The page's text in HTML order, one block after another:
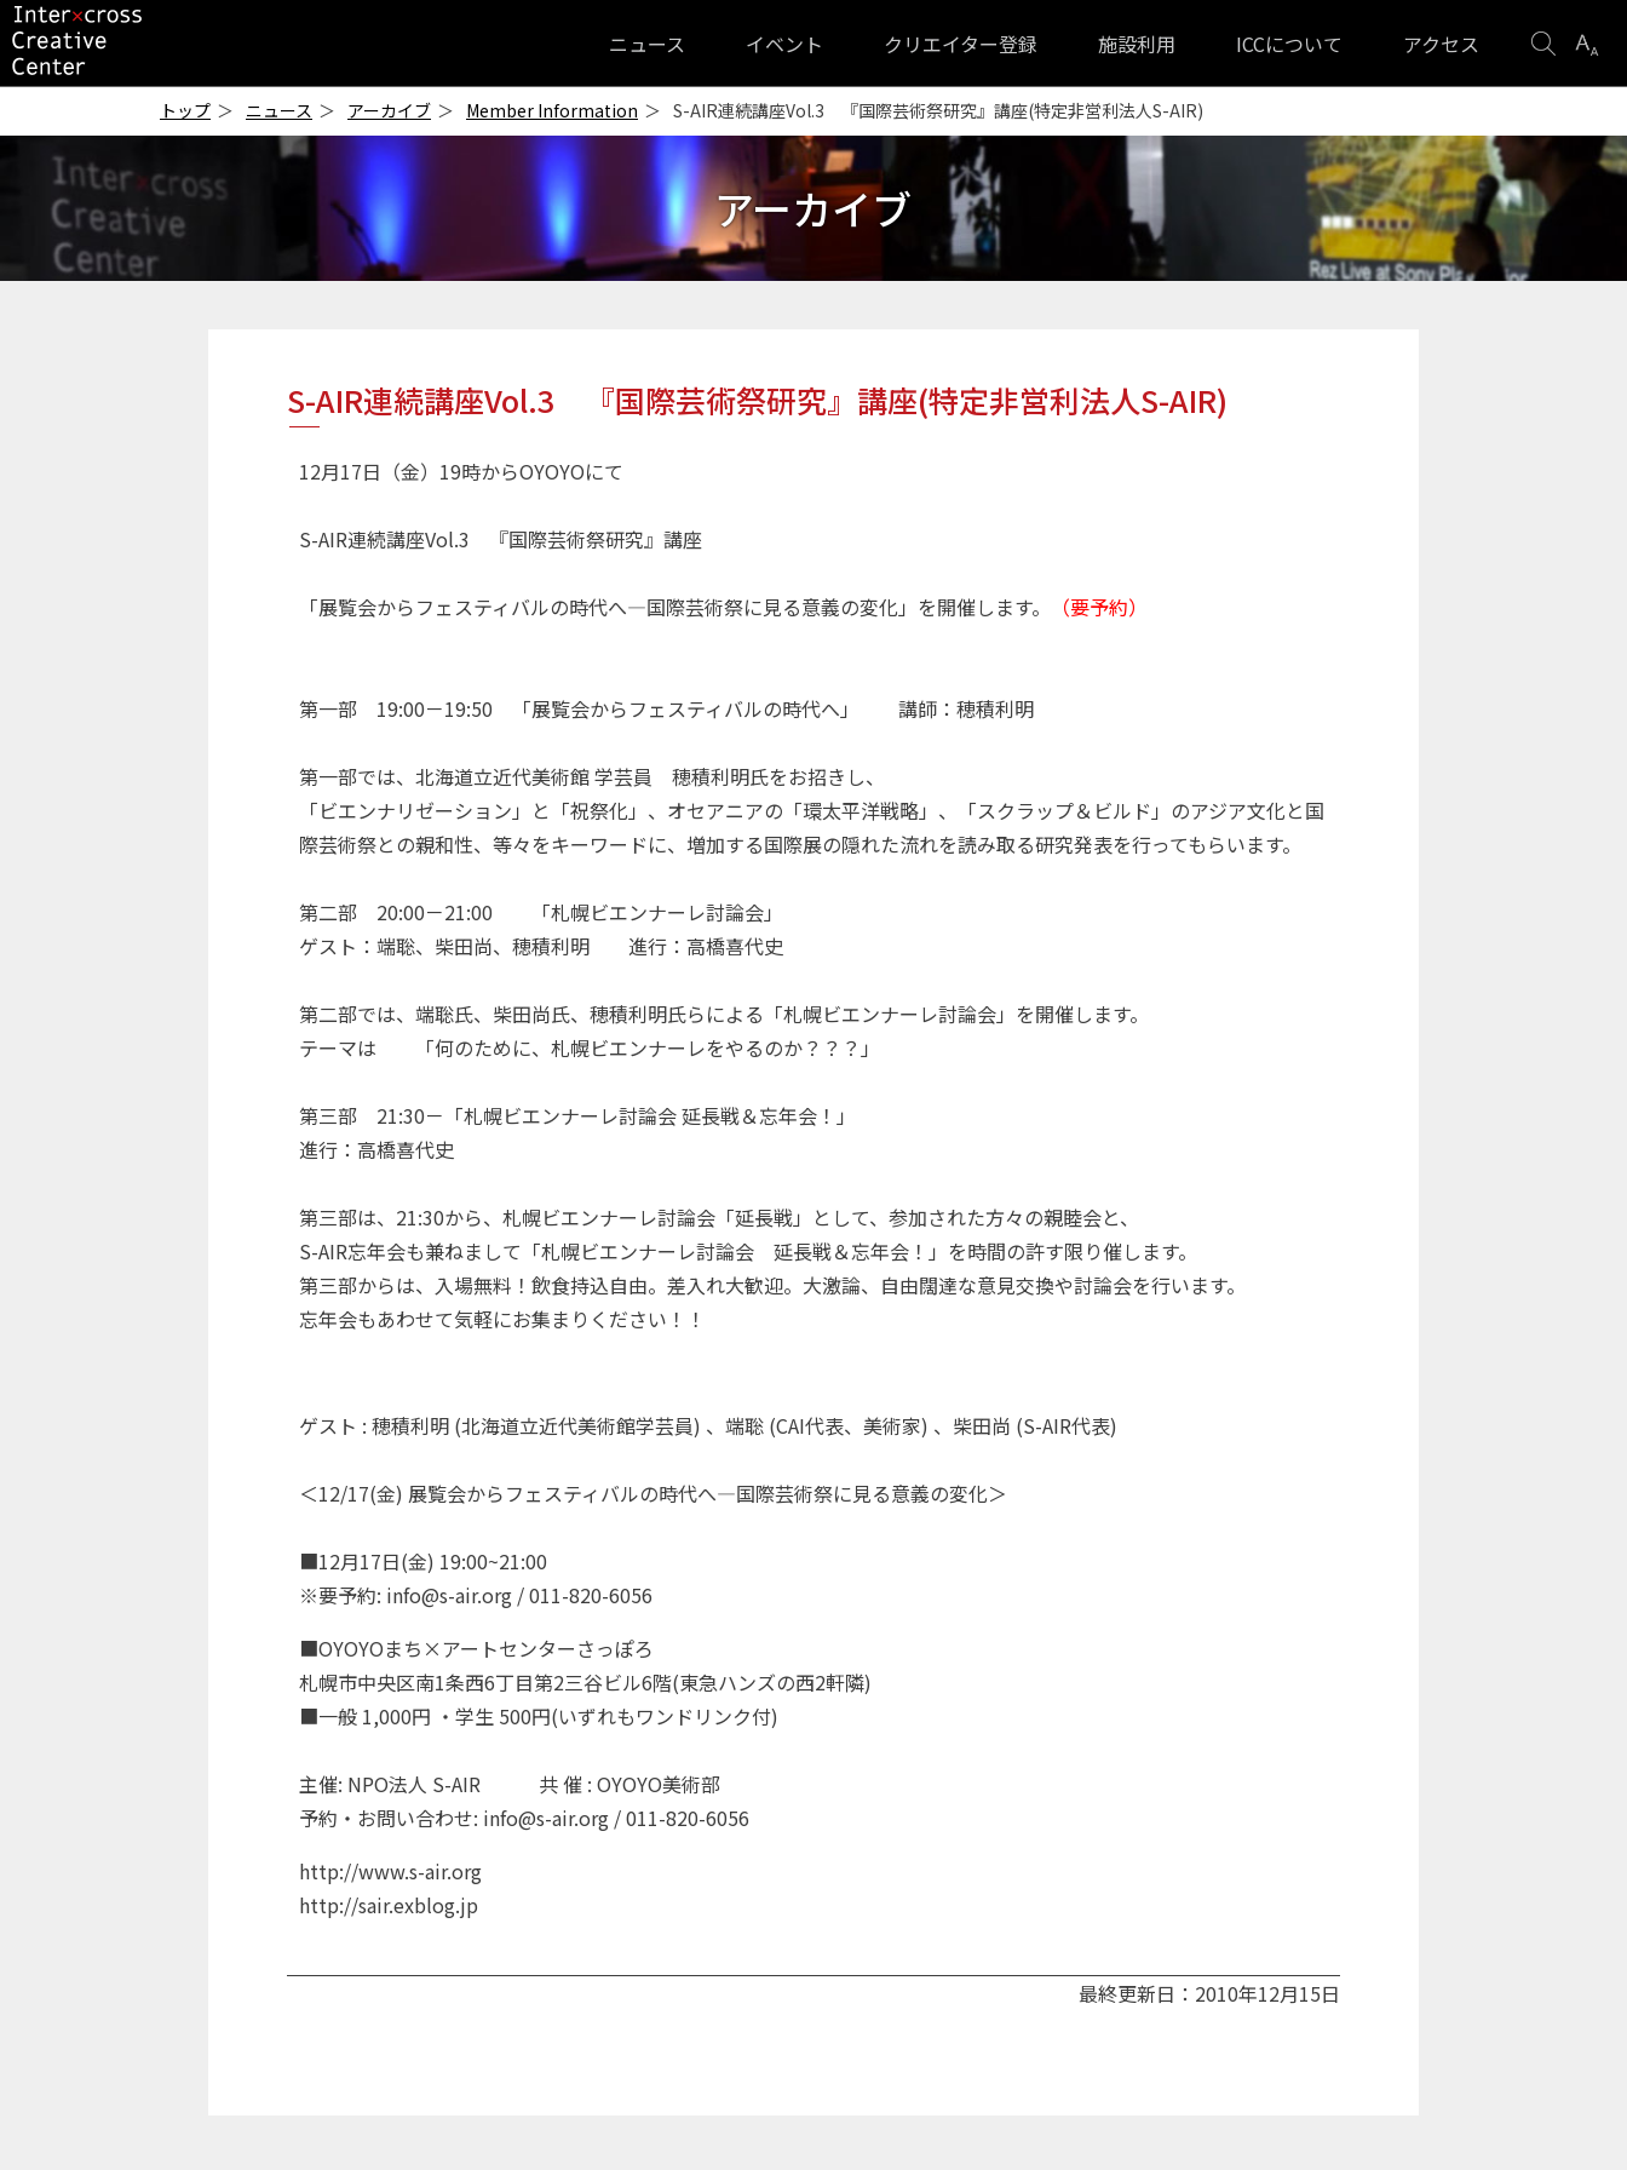
ICC
ニュース イベント クリエイター登録 施設利用 ICCについて アクセス
検
表
設
トップ ニュース アーカイブ Member Information S-AIR連続講座Vol.3 『国際芸術祭研究』講座(特定非営利法人S-AIR)
アーカイブ
S-AIR連続講座Vol.3 『国際芸術祭研究』講座(特定非営利法人S-AIR)
12月17日（金）19時からOYOYOにて
S-AIR連続講座Vol.3 『国際芸術祭研究』講座
「展覧会からフェスティバルの時代へ―国際芸術祭に見る意義の変化」 を開催します。 （要予約）
第一部 19:00－19:50 「展覧会からフェスティバルの時代へ」 講師：穂積利明
第一部では、北海道立近代美術館 学芸員 穂積利明氏をお招きし、
「ビエンナリゼーション」と「祝祭化」、オセアニアの「環太平洋戦略」、「スクラップ＆ビルド」のアジア文化と国
際芸術祭との親和性、等々をキーワードに、増加する国際展の隠れた流れを読み取る研究発表を行ってもらいます。
第二部 20:00－21:00 「札幌ビエンナーレ討論会」
ゲスト：端聡、柴田尚、穂積利明 進行：高橋喜代史
第二部では、端聡氏、柴田尚氏、穂積利明氏らによる「札幌ビエンナーレ討論会」を開催します。
テーマは 「何のために、札幌ビエンナーレをやるのか？？？」
第三部 21:30－「札幌ビエンナーレ討論会 延長戦＆忘年会！」
進行：高橋喜代史
第三部は、21:30から、札幌ビエンナーレ討論会「延長戦」として、参加された方々の親睦会と、
S-AIR忘年会も兼ねまして「札幌ビエンナーレ討論会 延長戦＆忘年会！」を時間の許す限り催します。
第三部からは、入場無料！飲食持込自由。差入れ大歓迎。大激論、自由闊達な意見交換や討論会を行います。
忘年会もあわせて気軽にお集まりください！！
ゲスト : 穂積利明 (北海道立近代美術館学芸員) 、端聡 (CAI代表、美術家) 、柴田尚 (S-AIR代表)
＜12/17(金) 展覧会からフェスティバルの時代へ―国際芸術祭に見る意義の変化＞
■12月17日(金) 19:00~21:00
※要予約: info@s-air.org /011-820-6056
■OYOYOまち×アートセンターさっぽろ
札幌市中央区南1条西6丁目第2三谷ビル6階(東急ハンズの西2軒隣)
■一般 1,000円 ・学生 500円(いずれもワンドリンク付)
主催: NPO法人 S-AIR 共 催 : OYOYO美術部
予約・お問い合わせ: info@s-air.org /011-820-6056
http://www.s-air.org
http://sair.exblog.jp
最終更新日：2010年12月15日